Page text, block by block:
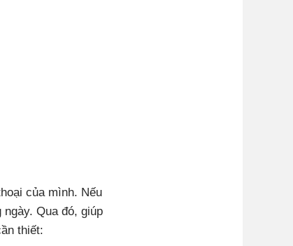
của mình. Nếu
Qua đó, giúp
thiết: